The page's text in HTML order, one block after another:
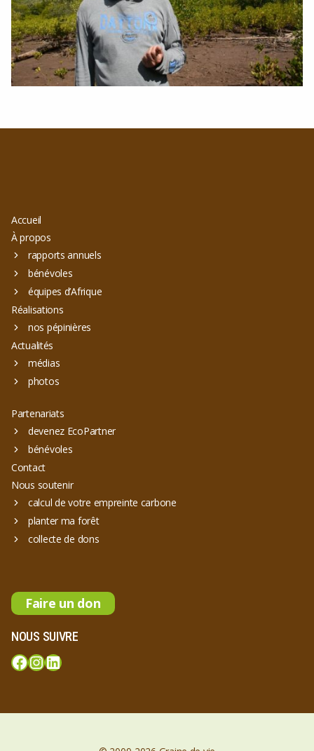
Accueil
À propos
rapports annuels
bénévoles
équipes d’Afrique
Réalisations
nos pépinières
Actualités
médias
photos
Partenariats
devenez EcoPartner
bénévoles
Contact
Nous soutenir
calcul de votre empreinte carbone
planter ma forêt
collecte de dons
Faire un don
NOUS SUIVRE
Facebook
Instagram
LinkedIn